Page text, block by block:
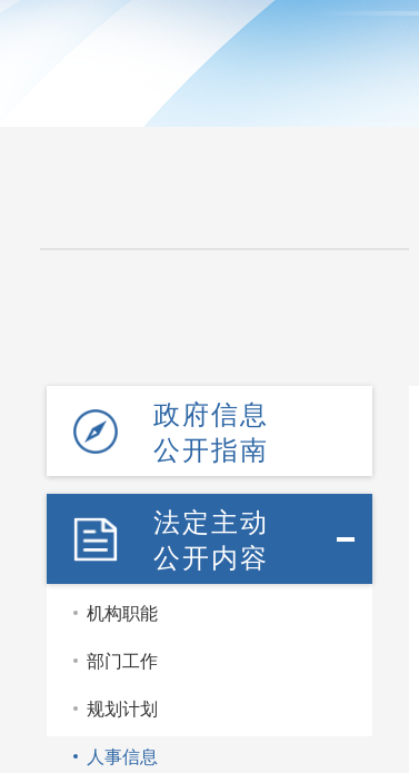
政府信息
公开指南
法定主动
公开内容
机构职能
部门工作
规划计划
人事信息